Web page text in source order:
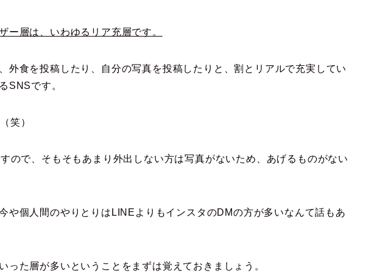
ー層は、いわゆるリア充層です。
外食を投稿したり、自分の写真を投稿したりと、割とリアルで充実してい
SNSです。
笑）
ので、そもそもあまり外出しない方は写真がないため、あげるものがない
や個人間のやりとりはLINEよりもインスタのDMの方が多いなんて話もあ
った層が多いということをまずは覚えておきましょう。